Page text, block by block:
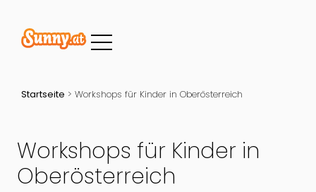
Startseite > Workshops für Kinder in Oberösterreich
Workshops für Kinder in
Oberösterreich